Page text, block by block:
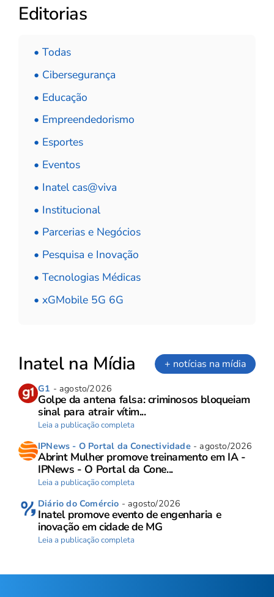
Editorias
• Todas
• Cibersegurança
• Educação
• Empreendedorismo
• Esportes
• Eventos
• Inatel cas@viva
• Institucional
• Parcerias e Negócios
• Pesquisa e Inovação
• Tecnologias Médicas
• xGMobile 5G 6G
Inatel na Mídia + notícias na mídia
G1 - agosto/2026
Golpe da antena falsa: criminosos bloqueiam
sinal para atrair vítim...
Leia a publicação completa
IPNews - O Portal da Conectividade- agosto/2026
Abrint Mulher promove treinamento em IA -
IPNews - O Portal da Cone...
Leia a publicação completa
Diário do Comércio - agosto/2026
Inatel promove evento de engenharia e
inovação em cidade de MG
Leia a publicação completa